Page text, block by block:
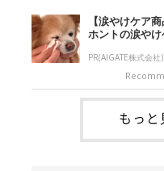
真ギャラリーー
と感じる飼い主
としてどのような
と不安になるこ
が急に走り回る
て、いぬのきも
先生に伺いまし
よくある行動？
ラリー犬が突然
珍しいものでは
体にたまったエ
はありませんか
ると、「何か気
「ちゃんと歩け
ことがあるかも
がら飼い主さん
んな気持ちが隠
回は、犬が散歩
理由や注意すべ
応のポイントな
獣医師相談室の
【涙やけケア
ホントの涙やけ
PR(AIGATE株式会社)
もっと